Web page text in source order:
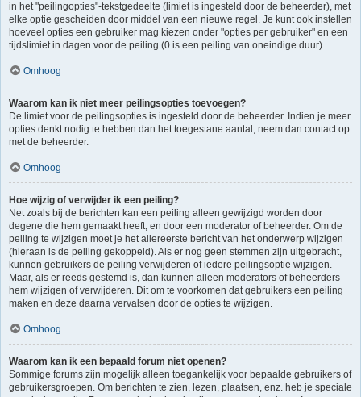
in het "peilingopties"-tekstgedeelte (limiet is ingesteld door de beheerder), met
elke optie gescheiden door middel van een nieuwe regel. Je kunt ook instellen
hoeveel opties een gebruiker mag kiezen onder "opties per gebruiker" en een
tijdslimiet in dagen voor de peiling (0 is een peiling van oneindige duur).
Omhoog
Waarom kan ik niet meer peilingsopties toevoegen?
De limiet voor de peilingsopties is ingesteld door de beheerder. Indien je meer
opties denkt nodig te hebben dan het toegestane aantal, neem dan contact op
met de beheerder.
Omhoog
Hoe wijzig of verwijder ik een peiling?
Net zoals bij de berichten kan een peiling alleen gewijzigd worden door
degene die hem gemaakt heeft, en door een moderator of beheerder. Om de
peiling te wijzigen moet je het allereerste bericht van het onderwerp wijzigen
(hieraan is de peiling gekoppeld). Als er nog geen stemmen zijn uitgebracht,
kunnen gebruikers de peiling verwijderen of iedere peilingsoptie wijzigen.
Maar, als er reeds gestemd is, dan kunnen alleen moderators of beheerders
hem wijzigen of verwijderen. Dit om te voorkomen dat gebruikers een peiling
maken en deze daarna vervalsen door de opties te wijzigen.
Omhoog
Waarom kan ik een bepaald forum niet openen?
Sommige forums zijn mogelijk alleen toegankelijk voor bepaalde gebruikers of
gebruikersgroepen. Om berichten te zien, lezen, plaatsen, enz. heb je speciale